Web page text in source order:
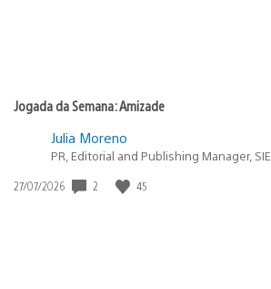
Jogada da Semana: Amizade
Julia Moreno
PR, Editorial and Publishing Manager, SIE
Data
27/07/2026 2 45